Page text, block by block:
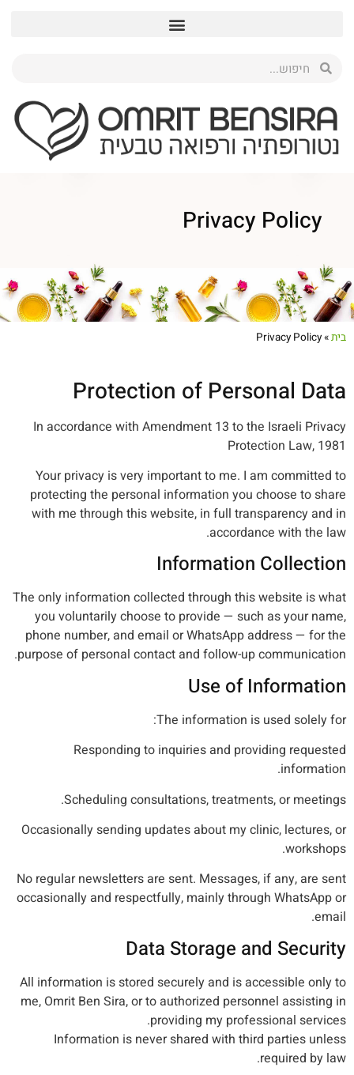
Privacy Policy
בית»
Privacy Policy
Protection of Personal Data
In accordance with Amendment 13 to the Israeli Privacy
Protection Law, 1981
Your privacy is very important to me. I am committed to
protecting the personal information you choose to share
with me through this website, in full transparency and in
accordance with the law.
Information Collection
The only information collected through this website is what
you voluntarily choose to provide — such as your name,
phone number, and email or WhatsApp address — for the
purpose of personal contact and follow-up communication.
Use of Information
The information is used solely for:
Responding to inquiries and providing requested
information.
Scheduling consultations, treatments, or meetings.
Occasionally sending updates about my clinic, lectures, or
workshops.
No regular newsletters are sent. Messages, if any, are sent
occasionally and respectfully, mainly through WhatsApp or
email.
Data Storage and Security
All information is stored securely and is accessible only to
me, Omrit Ben Sira, or to authorized personnel assisting in
providing my professional services.
Information is never shared with third parties unless
required by law.